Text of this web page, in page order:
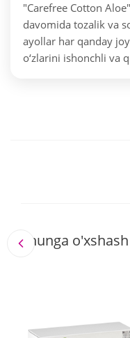
"Carefree Cotton
davomida tozalik va
ayollar har qanday
o‘zlarini ishonchli va
Shunga